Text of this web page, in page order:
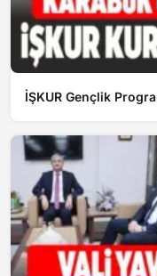
İŞKUR Gençlik